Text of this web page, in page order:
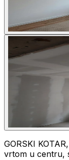
GORSKI
vrtom u centru,